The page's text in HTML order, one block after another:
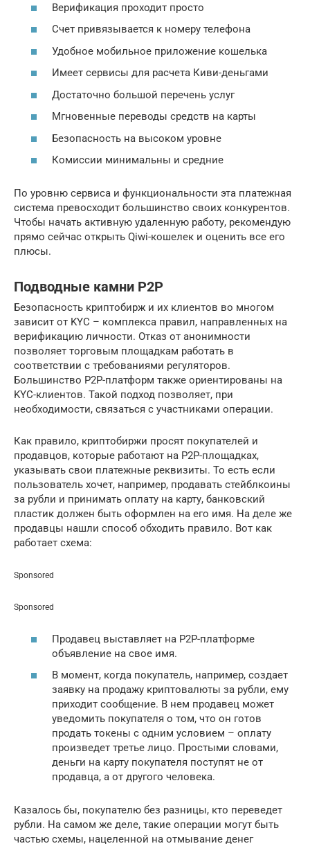
Верификация проходит просто
Счет привязывается к номеру телефона
Удобное мобильное приложение кошелька
Имеет сервисы для расчета Киви-деньгами
Достаточно большой перечень услуг
Мгновенные переводы средств на карты
Безопасность на высоком уровне
Комиссии минимальны и средние
По уровню сервиса и функциональности эта платежная
система превосходит большинство своих конкурентов.
Чтобы начать активную удаленную работу, рекомендую
прямо сейчас открыть Qiwi-кошелек и оценить все его
плюсы.
Подводные камни P2P
Безопасность криптобирж и их клиентов во многом
зависит от KYC – комплекса правил, направленных на
верификацию личности. Отказ от анонимности
позволяет торговым площадкам работать в
соответствии с требованиями регуляторов.
Большинство P2P-платформ также ориентированы на
KYC-клиентов. Такой подход позволяет, при
необходимости, связаться с участниками операции.
Как правило, криптобиржи просят покупателей и
продавцов, которые работают на P2P-площадках,
указывать свои платежные реквизиты. То есть если
пользователь хочет, например, продавать стейблкоины
за рубли и принимать оплату на карту, банковский
пластик должен быть оформлен на его имя. На деле же
продавцы нашли способ обходить правило. Вот как
работает схема:
Sponsored
Sponsored
Продавец выставляет на P2P-платформе
объявление на свое имя.
В момент, когда покупатель, например, создает
заявку на продажу криптовалюты за рубли, ему
приходит сообщение. В нем продавец может
уведомить покупателя о том, что он готов
продать токены с одним условием – оплату
произведет третье лицо. Простыми словами,
деньги на карту покупателя поступят не от
продавца, а от другого человека.
Казалось бы, покупателю без разницы, кто переведет
рубли. На самом же деле, такие операции могут быть
частью схемы, нацеленной на отмывание денег